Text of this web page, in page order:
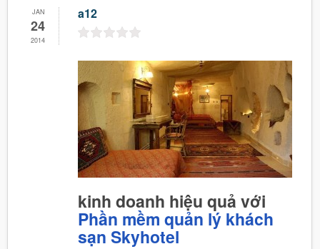
JAN
24
2014
a12
kinh doanh hiệu quả với
Phần mềm quản lý khách
sạn Skyhotel